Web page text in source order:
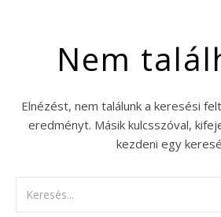
Nem
Elnézést, nem találunk a keresési
eredményt. Másik kulcsszóval,
kezdeni egy